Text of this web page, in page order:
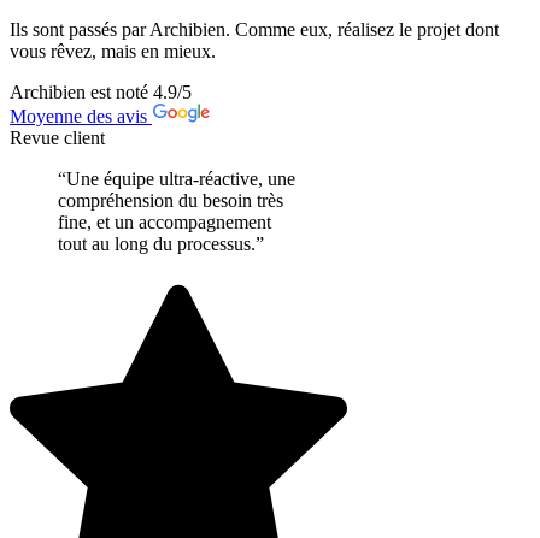
Ils sont passés par Archibien. Comme eux, réalisez le projet dont
vous rêvez, mais en mieux.
Archibien est noté 4.9/5
Moyenne des avis
Revue client
“Une équipe ultra-réactive, une
compréhension du besoin très
fine, et un accompagnement
tout au long du processus.”